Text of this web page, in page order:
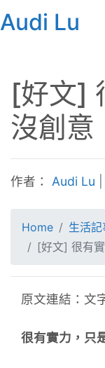
Audi Lu
[好文]
沒創意
作者： Audi Lu
Home 生活記
[好文] 很有
原文連結：文
很有實力，只